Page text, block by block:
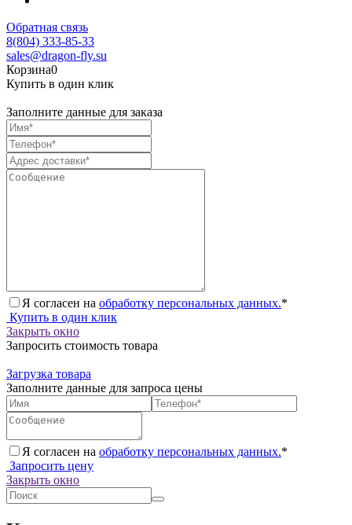
Обратная связь
8(804) 333-85-33
sales@dragon-fly.su
Корзина0
Купить в один клик
Заполните данные для заказа
Я согласен на обработку персональных данных.*
Купить в один клик
Закрыть окно
Запросить стоимость товара
Загрузка товара
Заполните данные для запроса цены
Я согласен на обработку персональных данных.*
Запросить цену
Закрыть окно